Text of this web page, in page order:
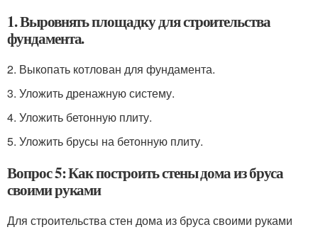
1. Выровнять площадку для строительства
фундамента.
2. Выкопать котлован для фундамента.
3. Уложить дренажную систему.
4. Уложить бетонную плиту.
5. Уложить брусы на бетонную плиту.
Вопрос 5: Как построить стены дома из бруса
своими руками
Для строительства стен дома из бруса своими руками